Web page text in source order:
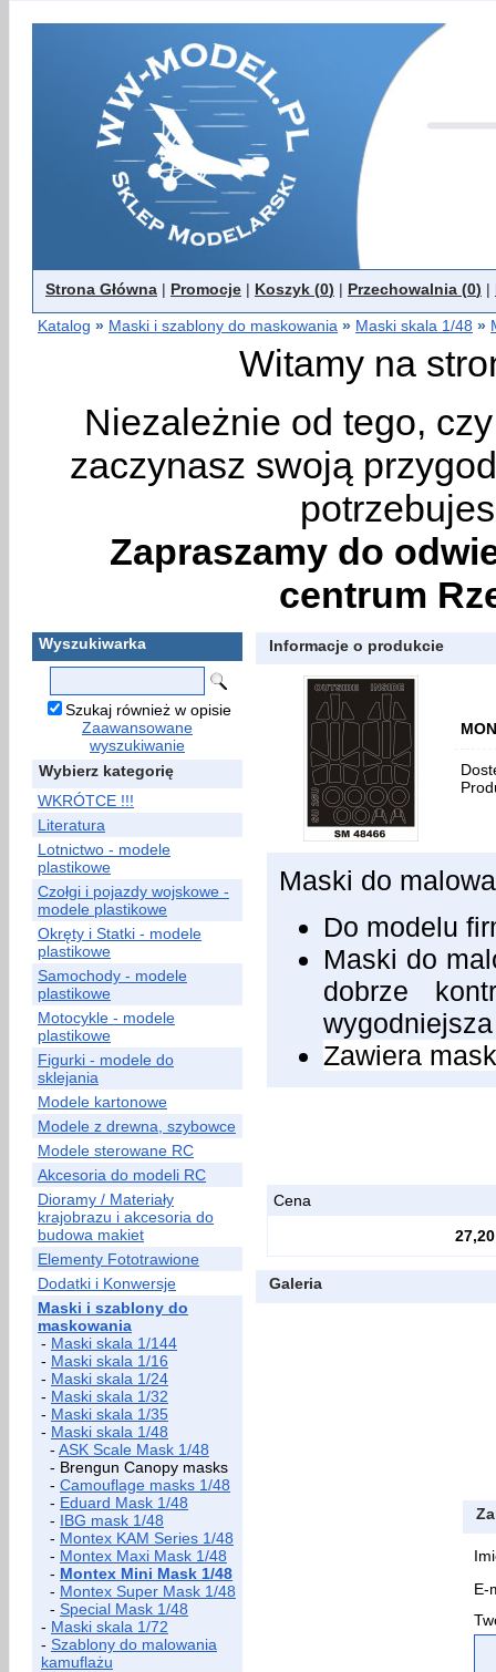
Strona Główna | Promocje | Koszyk (0) | Przechowalnia (0) |
Katalog » Maski i szablony do maskowania » Maski skala 1/48 »
Witamy na
Niezależnie od tego,
zaczynasz swoją
Zapraszamy do
centrum
Wyszukiwarka
Szukaj również w opisie
Zaawansowane
wyszukiwanie
Wybierz kategorię
WKRÓTCE !!!
Literatura
Lotnictwo - modele
plastikowe
Czołgi i pojazdy wojskowe -
modele plastikowe
Okręty i Statki - modele
plastikowe
Samochody - modele
plastikowe
Motocykle - modele
plastikowe
Figurki - modele do
sklejania
Modele kartonowe
Modele z drewna, szybowce
Modele sterowane RC
Akcesoria do modeli RC
Dioramy / Materiały
krajobrazu i akcesoria do
budowa makiet
Elementy Fototrawione
Dodatki i Konwersje
Maski i szablony do
maskowania
- Maski skala 1/144
- Maski skala 1/16
- Maski skala 1/24
- Maski skala 1/32
- Maski skala 1/35
- Maski skala 1/48
- ASK Scale Mask 1/48
- Brengun Canopy masks
- Camouflage masks 1/48
- Eduard Mask 1/48
- IBG mask 1/48
- Montex KAM Series 1/48
- Montex Maxi Mask 1/48
- Montex Mini Mask 1/48
- Montex Super Mask 1/48
- Special Mask 1/48
- Maski skala 1/72
- Szablony do malowania
kamuflażu
Informacje o produkcie
Maski do
Do modelu
Maski do
dobrze
Zawiera
Cena
27,20
Galeria
E-